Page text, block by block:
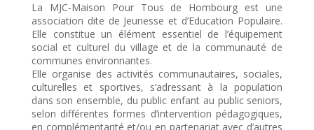
La MJC-Maison Pour Tous de Hombourg est une
association dite de Jeunesse et d’Education Populaire.
Elle constitue un élément essentiel de l’équipement
social et culturel du village et de la communauté de
communes environnantes.
Elle organise des activités communautaires, sociales,
culturelles et sportives, s’adressant à la population
dans son ensemble, du public enfant au public seniors,
selon différentes formes d’intervention pédagogiques,
en complémentarité et/ou en partenariat avec d’autres